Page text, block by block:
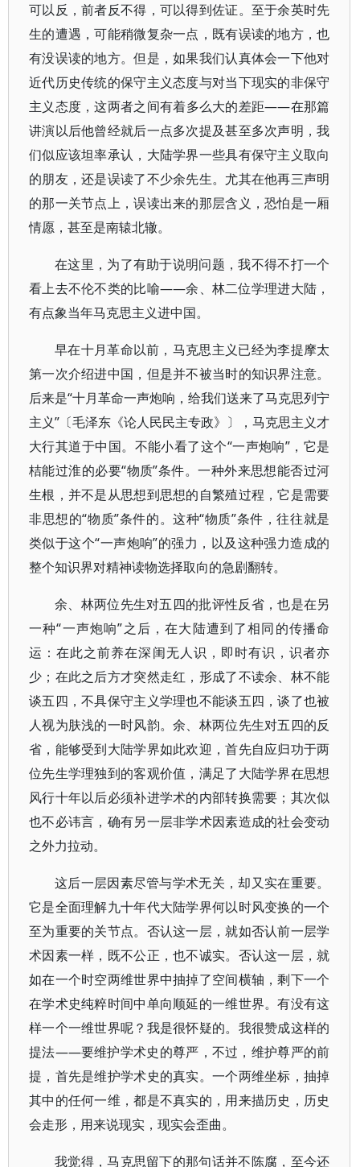
可以反，前者反不得，可以得到佐证。至于余英时先
生的遭遇，可能稍微复杂一点，既有误读的地方，也
有没误读的地方。但是，如果我们认真体会一下他对
近代历史传统的保守主义态度与对当下现实的非保守
主义态度，这两者之间有着多么大的差距——在那篇
讲演以后他曾经就后一点多次提及甚至多次声明，我
们似应该坦率承认，大陆学界一些具有保守主义取向
的朋友，还是误读了不少余先生。尤其在他再三声明
的那一关节点上，误读出来的那层含义，恐怕是一厢
情愿，甚至是南辕北辙。
在这里，为了有助于说明问题，我不得不打一个
看上去不伦不类的比喻——余、林二位学理进大陆，
有点象当年马克思主义进中国。
早在十月革命以前，马克思主义已经为李提摩太
第一次介绍进中国，但是并不被当时的知识界注意。
后来是“十月革命一声炮响，给我们送来了马克思列宁
主义”〔毛泽东《论人民民主专政》〕，马克思主义才
大行其道于中国。不能小看了这个“一声炮响”，它是
桔能过淮的必要“物质”条件。一种外来思想能否过河
生根，并不是从思想到思想的自繁殖过程，它是需要
非思想的“物质”条件的。这种“物质”条件，往往就是
类似于这个“一声炮响”的强力，以及这种强力造成的
整个知识界对精神读物选择取向的急剧翻转。
余、林两位先生对五四的批评性反省，也是在另
一种“一声炮响”之后，在大陆遭到了相同的传播命
运：在此之前养在深闺无人识，即时有识，识者亦
少；在此之后方才突然走红，形成了不读余、林不能
谈五四，不具保守主义学理也不能谈五四，谈了也被
人视为肤浅的一时风韵。余、林两位先生对五四的反
省，能够受到大陆学界如此欢迎，首先自应归功于两
位先生学理独到的客观价值，满足了大陆学界在思想
风行十年以后必须补进学术的内部转换需要；其次似
也不必讳言，确有另一层非学术因素造成的社会变动
之外力拉动。
这后一层因素尽管与学术无关，却又实在重要。
它是全面理解九十年代大陆学界何以时风变换的一个
至为重要的关节点。否认这一层，就如否认前一层学
术因素一样，既不公正，也不诚实。否认这一层，就
如在一个时空两维世界中抽掉了空间横轴，剩下一个
在学术史纯粹时间中单向顺延的一维世界。有没有这
样一个一维世界呢？我是很怀疑的。我很赞成这样的
提法——要维护学术史的尊严，不过，维护尊严的前
提，首先是维护学术史的真实。一个两维坐标，抽掉
其中的任何一维，都是不真实的，用来描历史，历史
会走形，用来说现实，现实会歪曲。
我觉得，马克思留下的那句话并不陈腐，至今还